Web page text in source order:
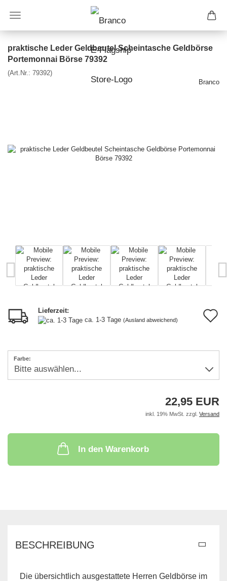
praktische Leder Geldbeutel Scheintasche Geldbörse
Portemonnai Börse 79392
(Art.Nr.: 79392)
Branco
Lieferzeit:
ca. 1-3 Tage (Ausland abweichend)
Farbe:
22,95 EUR
inkl. 19% MwSt. zzgl. Versand
In den Warenkorb
BESCHREIBUNG
Die übersichtlich ausgestattete Herren Geldbörse im